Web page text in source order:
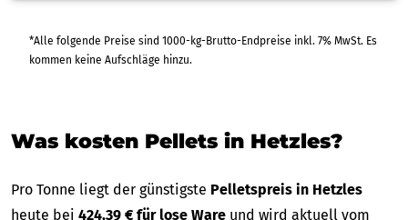
*Alle folgende Preise sind 1000-kg-Brutto-Endpreise inkl. 7% MwSt. Es
kommen keine Aufschläge hinzu.
Was kosten Pellets in Hetzles?
Pro Tonne liegt der günstigste Pelletspreis in Hetzles
heute bei 424,39 € für lose Ware und wird aktuell vom